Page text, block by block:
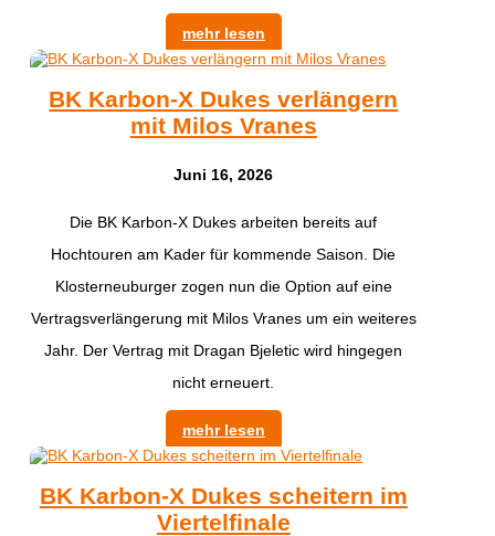
mehr lesen
BK Karbon-X Dukes verlängern
mit Milos Vranes
Juni 16, 2026
Die BK Karbon-X Dukes arbeiten bereits auf
Hochtouren am Kader für kommende Saison. Die
Klosterneuburger zogen nun die Option auf eine
Vertragsverlängerung mit Milos Vranes um ein weiteres
Jahr. Der Vertrag mit Dragan Bjeletic wird hingegen
nicht erneuert.
mehr lesen
BK Karbon-X Dukes scheitern im
Viertelfinale